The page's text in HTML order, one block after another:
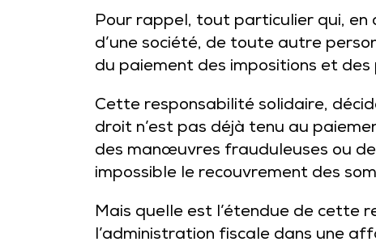
Pour rappel, tout particulier qui,
d’une société, de toute autre
du paiement des impositions et
Cette responsabilité solidaire,
droit n’est pas déjà tenu au
des manœuvres frauduleuses ou
impossible le recouvrement des
Mais quelle est l’étendue de cette
l’administration fiscale dans une